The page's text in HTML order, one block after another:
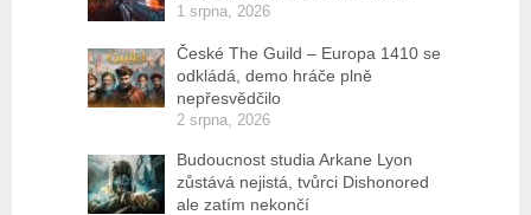
1 srpna, 2026
České The Guild – Europa 1410 se
odkládá, demo hráče plně
nepřesvědčilo
2 srpna, 2026
Budoucnost studia Arkane Lyon
zůstává nejistá, tvůrci Dishonored
ale zatím nekončí